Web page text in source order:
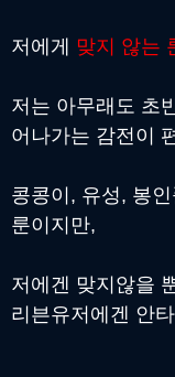
저에게 맞지 않는
저는 아무래도 초
어나가는 감전이
콩콩이, 유성, 봉
룬이지만,
저에겐 맞지않을
리븐유저에겐 안